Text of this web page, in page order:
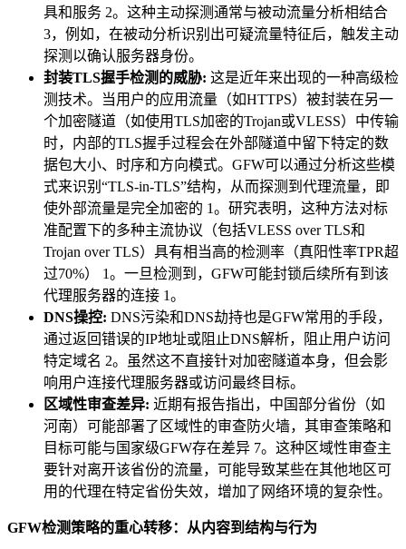
具和服务 2。这种主动探测通常与被动流量分析相结合
3，例如，在被动分析识别出可疑流量特征后，触发主动
探测以确认服务器身份。
封装TLS握手检测的威胁: 这是近年来出现的一种高级检
测技术。当用户的应用流量（如HTTPS）被封装在另一
个加密隧道（如使用TLS加密的Trojan或VLESS）中传输
时，内部的TLS握手过程会在外部隧道中留下特定的数
据包大小、时序和方向模式。GFW可以通过分析这些模
式来识别“TLS-in-TLS”结构，从而探测到代理流量，即
使外部流量是完全加密的 1。研究表明，这种方法对标
准配置下的多种主流协议（包括VLESS over TLS和
Trojan over TLS）具有相当高的检测率（真阳性率TPR超
过70%） 1。一旦检测到，GFW可能封锁后续所有到该
代理服务器的连接 1。
DNS操控: DNS污染和DNS劫持也是GFW常用的手段，
通过返回错误的IP地址或阻止DNS解析，阻止用户访问
特定域名 2。虽然这不直接针对加密隧道本身，但会影
响用户连接代理服务器或访问最终目标。
区域性审查差异: 近期有报告指出，中国部分省份（如
河南）可能部署了区域性的审查防火墙，其审查策略和
目标可能与国家级GFW存在差异 7。这种区域性审查主
要针对离开该省份的流量，可能导致某些在其他地区可
用的代理在特定省份失效，增加了网络环境的复杂性。
GFW检测策略的重心转移：从内容到结构与行为